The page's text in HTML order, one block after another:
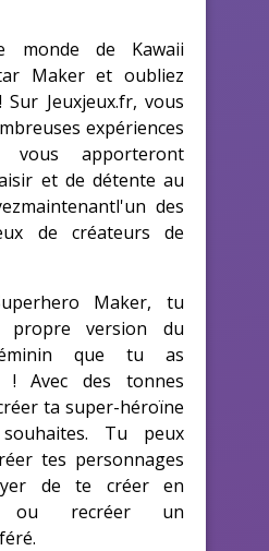
monde de Kawaii
Maker et oubliez
Jeuxjeux.fr, vous
expériences
vous apporteront
et de détente au
des
de créateurs de
Maker, tu
version du
que tu as
! Avec des tonnes
ta super-héroïne
Tu peux
tes personnages
de te créer en
ou recréer un